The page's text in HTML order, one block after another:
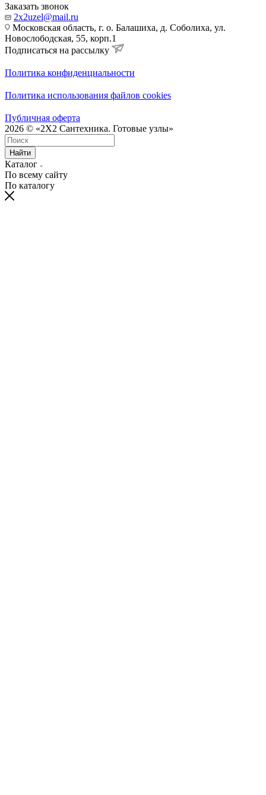
Заказать звонок
2x2uzel@mail.ru
Московская область, г. о. Балашиха, д. Соболиха, ул.
Новослободская, 55, корп.1
Подписаться на рассылку
Политика конфиденциальности
Политика использования файлов cookies
Публичная оферта
2026 © «2X2 Сантехника. Готовые узлы»
Найти
Каталог
По всему сайту
По каталогу